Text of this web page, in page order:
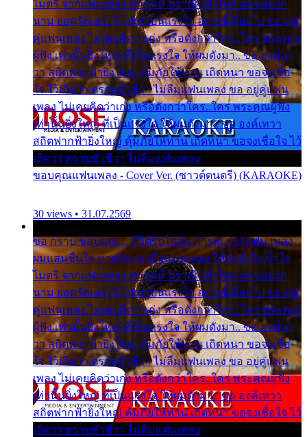
ไมตรี จากแฟนเพลง ทุกทุกที่ ปราณีหลั่งไหล ผมขอฝาก
นาม ยอดรักเอาไว้ โปรดเป็นแรงใจ อย่างนี้เรื่อยไป ขอ อยู่
คู่แฟนเพลง ไม่เคยคิดว่าเก่ง หรือดังกว่าใคร..ใคร พระคุณ
ผู้ฟัง เท่านั้นยิ่งใหญ่ ที่เป็นแรงใจ ให้ผมดังมา.. ขอ องค์เท
วา สถิตฟากฟ้ายิ่งใหญ่ คุ้มภัยให้ท่าน เถิดหนา ขอจงเชื่อ
ใจ ไว้เถิดว่า ตราบชั่วชีวา ไม่ลืมแฟนเพลง ขอ อยู่คู่แฟน
เพลง ไม่เคยคิดว่าเก่ง หรือดังกว่าใคร..ใคร พระคุณผู้ฟัง
เท่านั้นยิ่งใหญ่ ที่เป็นแรงใจ ให้ผมดังมา.. ขอ องค์เทวา
สถิตฟากฟ้ายิ่งใหญ่ คุ้มภัยให้ท่าน เถิดหนา ขอจงเชื่อใจ ไว้
เถิดว่า ตราบชั่วชีวา ไม่ลืมแฟนเพลง
ขอบคุณแฟนเพลง - Cover Ver. (ซาวด์ดนตรี) (KARAOKE)
30 views • 31.07.2569
ขอ กราบ ขอบคุณ.... ที่ได้รับไออุ่น การุณ จากแฟน เพลง
ผมแสนชื่นใจ หายวังเวง เมื่อแฟนเพลง ให้กำลังใจ น้ำใจ
ไมตรี จากแฟนเพลง ทุกทุกที่ ปราณีหลั่งไหล ผมขอฝาก
นาม ยอดรักเอาไว้ โปรดเป็นแรงใจ อย่างนี้เรื่อยไป ขอ อยู่
คู่แฟนเพลง ไม่เคยคิดว่าเก่ง หรือดังกว่าใคร..ใคร พระคุณ
ผู้ฟัง เท่านั้นยิ่งใหญ่ ที่เป็นแรงใจ ให้ผมดังมา.. ขอ องค์เท
วา สถิตฟากฟ้ายิ่งใหญ่ คุ้มภัยให้ท่าน เถิดหนา ขอจงเชื่อ
ใจ ไว้เถิดว่า ตราบชั่วชีวา ไม่ลืมแฟนเพลง ขอ อยู่คู่แฟน
เพลง ไม่เคยคิดว่าเก่ง หรือดังกว่าใคร..ใคร พระคุณผู้ฟัง
เท่านั้นยิ่งใหญ่ ที่เป็นแรงใจ ให้ผมดังมา.. ขอ องค์เทวา
สถิตฟากฟ้ายิ่งใหญ่ คุ้มภัยให้ท่าน เถิดหนา ขอจงเชื่อใจ ไว้
เถิดว่า ตราบชั่วชีวา ไม่ลืมแฟนเพลง